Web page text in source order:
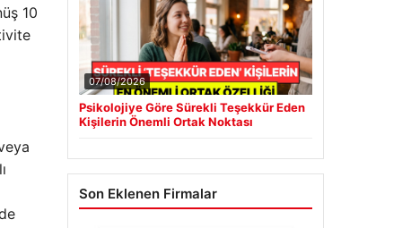
10
07/08/2026
Psikolojiye Göre Sürekli Teşekkür Eden
Kişilerin Önemli Ortak Noktası
Son Eklenen Firmalar